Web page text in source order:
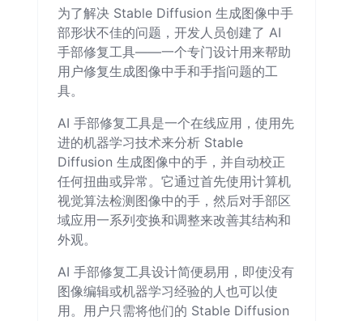
为了解决 Stable Diffusion 生成图像中手
部形状不佳的问题，开发人员创建了 AI
手部修复工具——一个专门设计用来帮助
用户修复生成图像中手和手指问题的工
具。
AI 手部修复工具是一个在线应用，使用先
进的机器学习技术来分析 Stable
Diffusion 生成图像中的手，并自动校正
任何扭曲或异常。它通过首先使用计算机
视觉算法检测图像中的手，然后对手部区
域应用一系列变换和调整来改善其结构和
外观。
AI 手部修复工具设计简便易用，即使没有
图像编辑或机器学习经验的人也可以使
用。用户只需将他们的 Stable Diffusion